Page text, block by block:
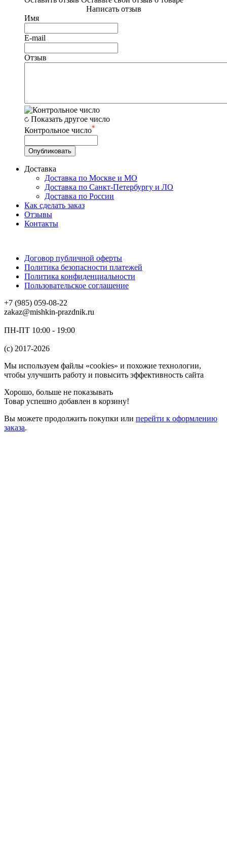
Написать отзыв
Имя
E-mail
Отзыв
Показать другое число
Контрольное число*
Доставка
Доставка по Москве и МО
Доставка по Санкт-Петербургу и ЛО
Доставка по России
Как сделать заказ
Отзывы
Контакты
Договор публичной оферты
Политика безопасности платежей
Политика конфиденциальности
Пользовательское соглашение
+7 (985) 059-08-22
zakaz@mishkin-prazdnik.ru
ПН-ПТ 10:00 - 19:00
(c) 2017-2026
Мы используем файлы «cookies» и похожие технологии,
чтобы улучшить работу и повысить эффективность сайта
Хорошо, больше не показывать
Товар успешно добавлен в корзину!
Вы можете продолжить покупки или перейти к оформлению
заказа.